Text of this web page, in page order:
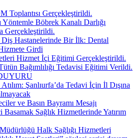
Toplantısı Gerçekleştirildi.
Yöntemle Böbrek Kanalı Darlığı
Gerçekleştirildi.
Diş Hastanelerinde Bir İlk: Dental
Girdi
Hizmet İçi Eğitimi Gerçekleştirildi.
Bağımlılığı Tedavisi Eğitimi Verildi.
Şanlıurfa’da Tedavi İçin İl Dışına
ve Basın Bayramı Mesajı
Basamak Sağlık Hizmetlerinde Yatırım
Halk Sağlığı Hizmetleri